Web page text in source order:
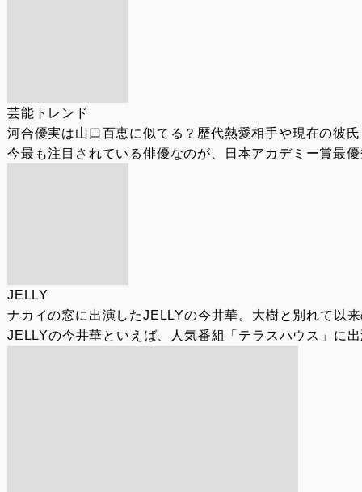
芸能トレンド
河合優実は山口百恵に似てる？歴代熱愛相手や現在の彼
今最も注目されている俳優なのが、日本アカデミー賞最
JELLY
ナカイの窓に出演したJELLYの今井華。大樹と別れて以
JELLYの今井華といえば、人気番組「テラスハウス」に